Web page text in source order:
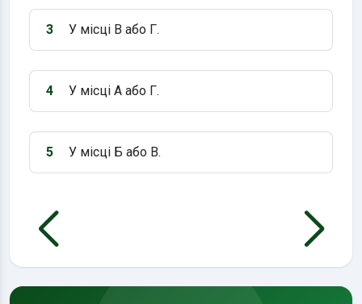
Варіант 3:
3 У місці В або Г.
Варіант 4:
4 У місці А або Г.
Варіант 5:
5 У місці Б або В.